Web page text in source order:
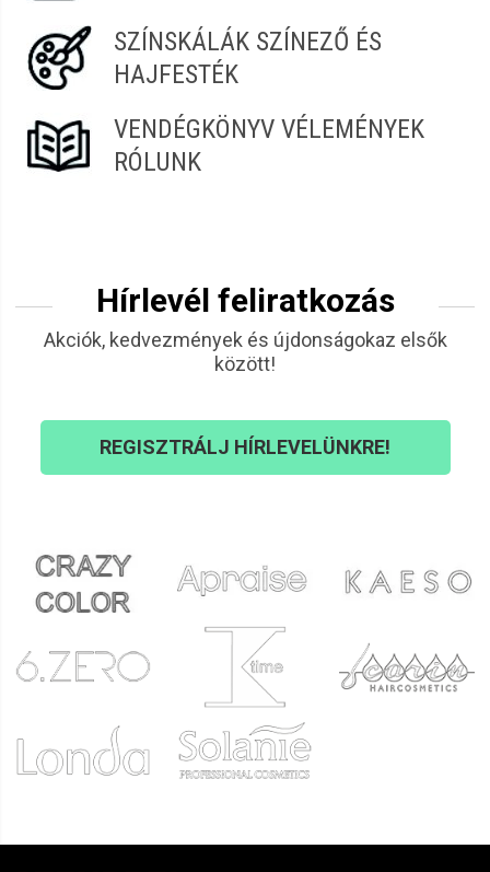
SZÍNSKÁLÁK SZÍNEZŐ ÉS
HAJFESTÉK
VENDÉGKÖNYV VÉLEMÉNYEK
RÓLUNK
Hírlevél feliratkozás
Akciók, kedvezmények és újdonságokaz elsők
között!
REGISZTRÁLJ HÍRLEVELÜNKRE!